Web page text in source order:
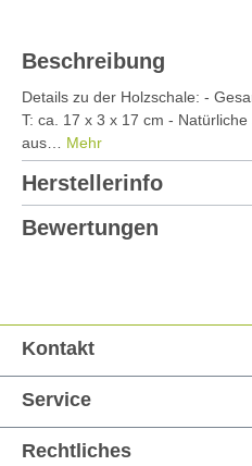
Beschreibung
Details zu der Holzschale: -
T: ca. 17 x 3 x 17 cm -
aus… Mehr
Herstellerinfo
Bewertungen
Kontakt
Service
Rechtliches